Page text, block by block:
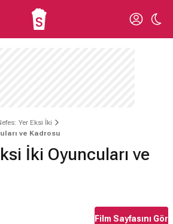
Yer Eksi İki
ve Kadrosu
İki Oyuncuları ve
Film Sayfasını Gör